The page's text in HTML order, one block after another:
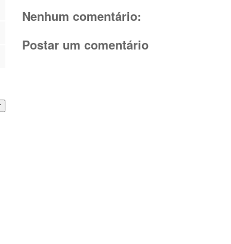
Nenhum comentário:
Postar um comentário